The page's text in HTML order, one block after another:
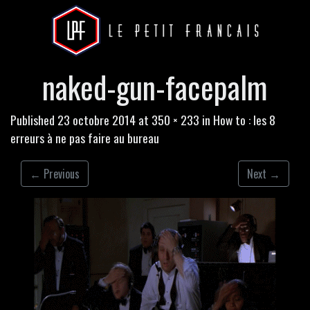
naked-gun-facepalm
Published 23 octobre 2014at 350 × 233 in How to : les 8
erreurs à ne pas faire au bureau
← Previous Next →